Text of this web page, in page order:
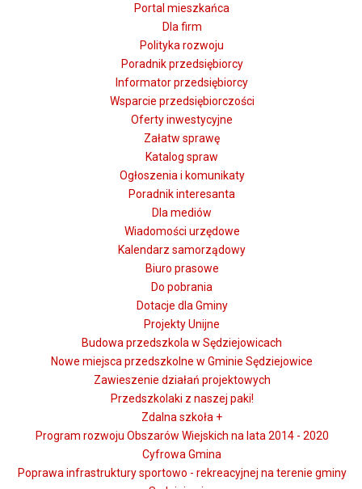
Portal mieszkańca
Dla firm
Polityka rozwoju
Poradnik przedsiębiorcy
Informator przedsiębiorcy
Wsparcie przedsiębiorczości
Oferty inwestycyjne
Załatw sprawę
Katalog spraw
Ogłoszenia i komunikaty
Poradnik interesanta
Dla mediów
Wiadomości urzędowe
Kalendarz samorządowy
Biuro prasowe
Do pobrania
Dotacje dla Gminy
Projekty Unijne
Budowa przedszkola w Sędziejowicach
Nowe miejsca przedszkolne w Gminie Sędziejowice
Zawieszenie działań projektowych
Przedszkolaki z naszej paki!
Zdalna szkoła +
Program rozwoju Obszarów Wiejskich na lata 2014 - 2020
Cyfrowa Gmina
Poprawa infrastruktury sportowo - rekreacyjnej na terenie gminy